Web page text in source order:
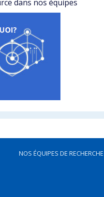
dans nos équipes
NOS ÉQUIPES DE RECHERCHE